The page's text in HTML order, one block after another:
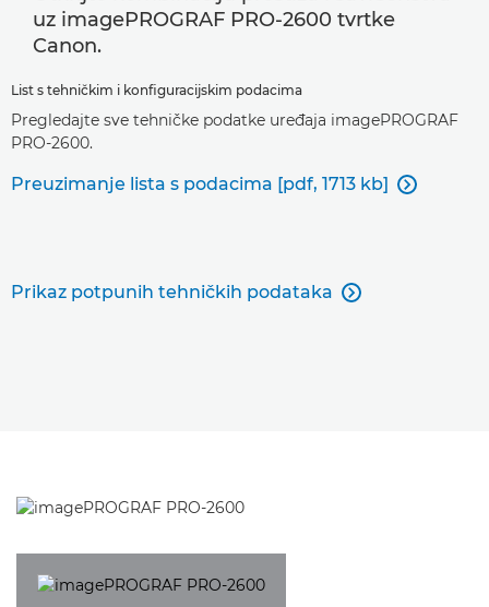
uz imagePROGRAF PRO-2600 tvrtke
Canon.
List s tehničkim i konfiguracijskim podacima
Pregledajte sve tehničke podatke uređaja imagePROGRAF
PRO-2600.
Preuzimanje lista s podacima [pdf, 1713 kb] 
Prikaz potpunih tehničkih podataka 